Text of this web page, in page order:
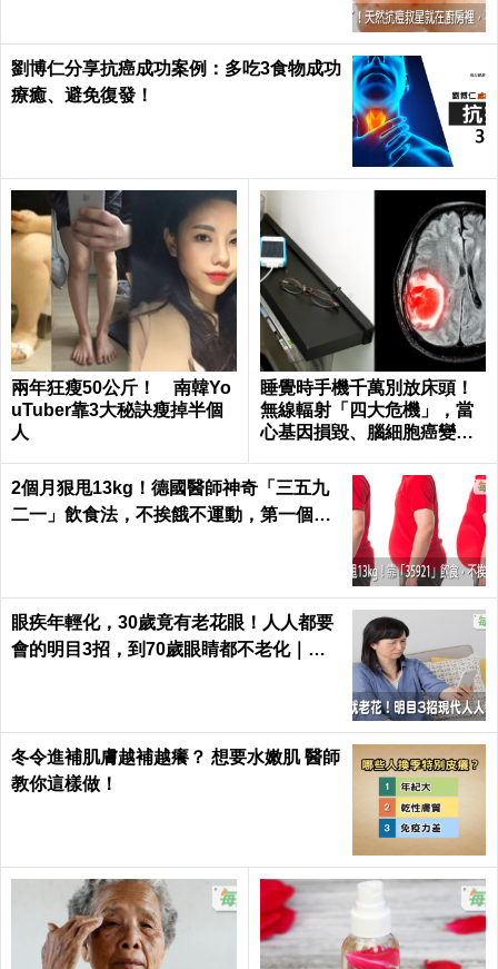
劉博仁分享抗癌成功案例：多吃3食物成功
療癒、避免復發！
兩年狂瘦50公斤！ 南韓Yo
uTuber靠3大秘訣瘦掉半個
人
睡覺時手機千萬別放床頭！
無線輻射「四大危機」，當
心基因損毀、腦細胞癌變！
2個月狠甩13kg！德國醫師神奇「三五九
二一」飲食法，不挨餓不運動，第一個月
眼疾年輕化，30歲竟有老花眼！人人都要
會的明目3招，到70歲眼睛都不老化｜每
冬令進補肌膚越補越癢？ 想要水嫩肌 醫師
教你這樣做！